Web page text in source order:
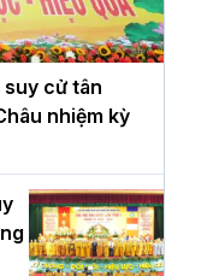
cử tân
nhiệm kỳ